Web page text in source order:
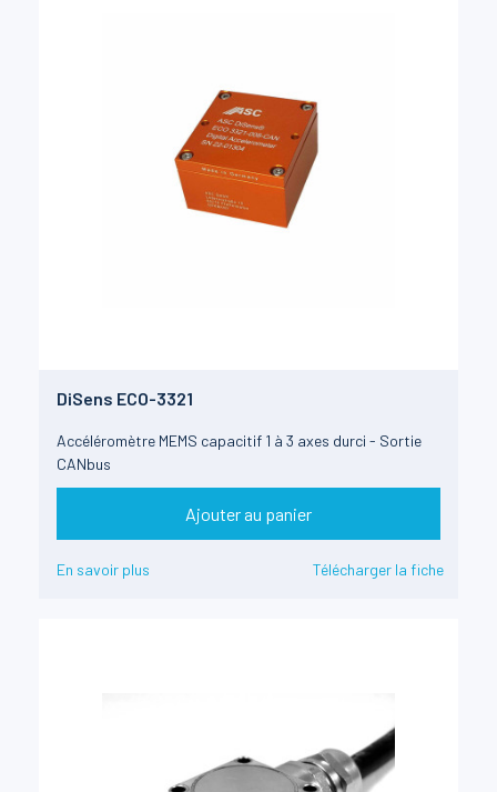
DiSens ECO-3321
Accéléromètre MEMS capacitif 1 à 3 axes durci - Sortie
CANbus
Ajouter au panier
En savoir plus Télécharger la fiche